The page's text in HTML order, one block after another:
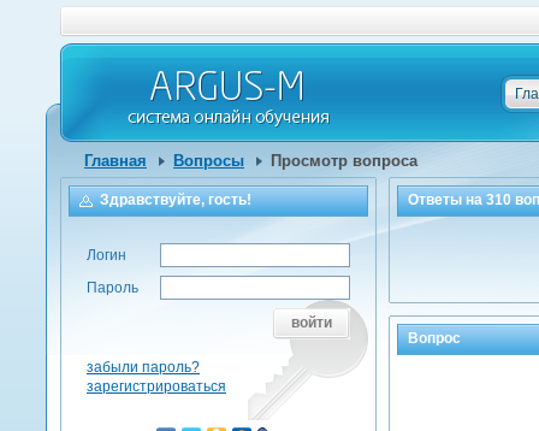
Главная Вопросы Просмотр вопроса
Ответы на310
Вопрос
Здравствуйте, гость!
Логин
Пароль
войти
забыли пароль?
зарегистрироваться